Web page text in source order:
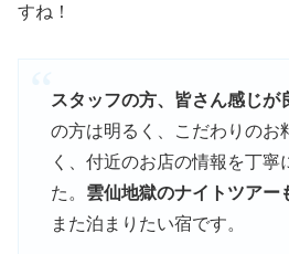
すね！
スタッフの方、皆さん感じが
の方は明るく、こだわりのお
く、付近のお店の情報を丁寧
た。 雲仙地獄のナイトツアー
また泊まりたい宿です。